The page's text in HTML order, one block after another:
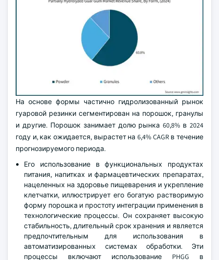
На основе формы частично гидролизованный рынок
гуаровой резинки сегментирован на порошок, гранулы
и другие. Порошок занимает долю рынка 60,8% в 2024
году и, как ожидается, вырастет на 6,4% CAGR в течение
прогнозируемого периода.
Его использование в функциональных продуктах
питания, напитках и фармацевтических препаратах,
нацеленных на здоровье пищеварения и укрепление
клетчатки, иллюстрирует его богатую растворимую
форму порошка и простоту интеграции применения в
технологические процессы. Он сохраняет высокую
стабильность, длительный срок хранения и является
предпочтительным для использования в
автоматизированных системах обработки. Эти
процессы включают использование PHGG в